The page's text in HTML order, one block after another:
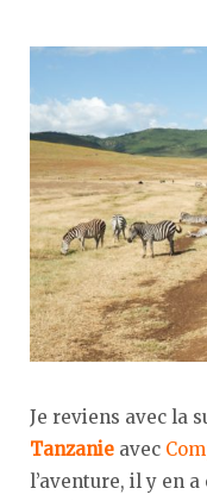
Je reviens avec la
Tanzanie avec
l’aventure, il y en